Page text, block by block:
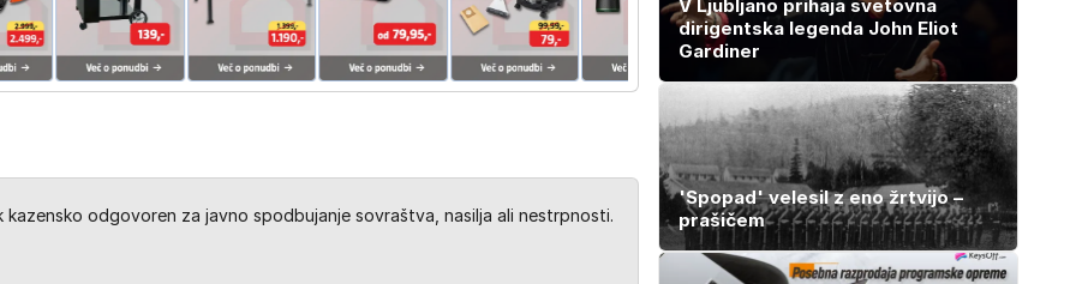
kazensko odgovoren za javno spodbujanje sovraštva, nasilja ali nestrpnosti.
V Ljubljano prihaja svetovna
dirigentska legenda John Eliot
Gardiner
'Spopad' velesil z eno žrtvijo –
prašičem